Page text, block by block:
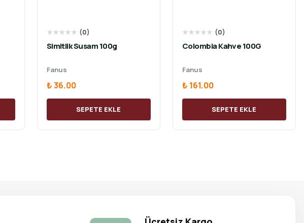
★★★★★ (0)
Simitlik Susam 100g
Fanus
₺ 36.00
SEPETE EKLE
★★★★★ (0)
Colombia Kahve 100G
Fanus
₺ 161.00
SEPETE EKLE